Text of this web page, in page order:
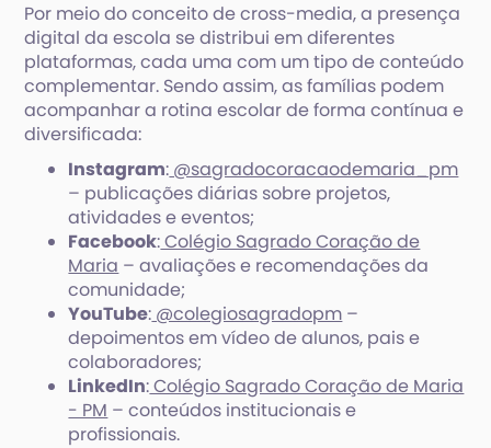
Por meio do conceito de cross-media, a presença
digital da escola se distribui em diferentes
plataformas, cada uma com um tipo de conteúdo
complementar. Sendo assim, as famílias podem
acompanhar a rotina escolar de forma contínua e
diversificada:
Instagram: @sagradocoracaodemaria_pm
– publicações diárias sobre projetos,
atividades e eventos;
Facebook:Colégio Sagrado Coração de
Maria – avaliações e recomendações da
comunidade;
YouTube: @colegiosagradopm –
depoimentos em vídeo de alunos, pais e
colaboradores;
LinkedIn:Colégio Sagrado Coração de Maria
- PM – conteúdos institucionais e
profissionais.